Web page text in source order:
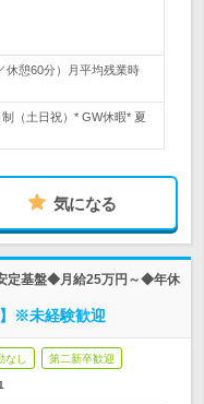
休憩60分）月平均残業時
（土日祝）* GW休暇* 夏
気になる
定基盤◆月給25万円～◆年休
※未経験歓迎
なし 第二新卒歓迎